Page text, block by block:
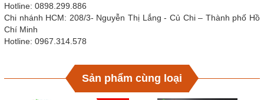
Hotline: 0898.299.886
Chi nhánh HCM: 208/3- Nguyễn Thị Lắng - Củ Chi – Thành phố Hồ
Chí Minh
Hotline: 0967.314.578
Sản phẩm cùng loại